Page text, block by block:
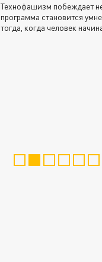
Технофашизм побеждает
программа становится
тогда, когда человек